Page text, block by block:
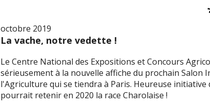
octobre 2019
La vache, notre vedette !
Le Centre National des Expositions et Concours
sérieusement à la nouvelle affiche du prochain Salon
l'Agriculture qui se tiendra à Paris. Heureuse initiative
pourrait retenir en 2020 la race Charolaise !